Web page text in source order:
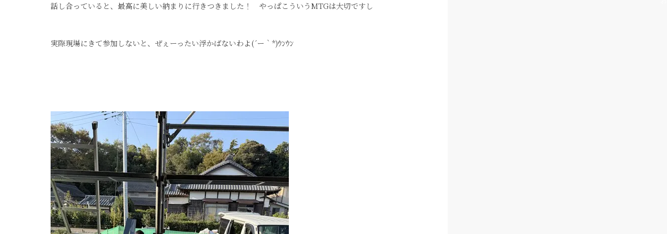
話し合っていると、最高に美しい納まりに行きつきました！ やっぱこういうMTGは大切ですし
実際現場にきて参加しないと、ぜぇーったい浮かばないわよ(´ー｀*)ｳﾝｳﾝ